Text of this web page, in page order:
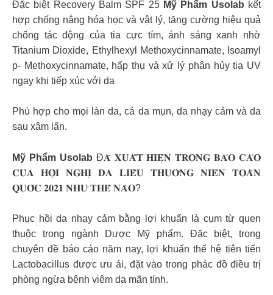
Đặc biệt Recovery Balm SPF 25 Mỹ Phẩm Usolab kết
hợp chống nắng hóa học và vật lý, tăng cường hiệu quả
chống tác động của tia cực tím, ánh sáng xanh nhờ
Titanium Dioxide, Ethylhexyl Methoxycinnamate, Isoamyl
p- Methoxycinnamate, hấp thụ và xử lý phân hủy tia UV
ngay khi tiếp xúc với da
Phù hợp cho mọi làn da, cả da mụn, da nhạy cảm và da
sau xâm lấn.
Mỹ Phẩm Usolab Đ𝐀̃ 𝐗𝐔𝐀̂́𝐓 𝐇𝐈𝐄̣̂𝐍 𝐓𝐑𝐎𝐍𝐆 𝐁𝐀́𝐎 𝐂𝐀́𝐎
𝐂𝐔̉𝐀 𝐇𝐎̣̂𝐈 𝐍𝐆𝐇𝐈̣ 𝐃𝐀 𝐋𝐈𝐄̂̃𝐔 𝐓𝐇𝐔̛𝐎̛̀𝐍𝐆 𝐍𝐈𝐄̂𝐍 𝐓𝐎𝐀̀𝐍
𝐐𝐔𝐎̂́𝐂 𝟐𝟎𝟐𝟏 𝐍𝐇𝐔̛ 𝐓𝐇𝐄̂́ 𝐍𝐀̀𝐎?
Phục hồi da nhạy cảm bằng lợi khuẩn là cụm từ quen
thuộc trong ngành Dược Mỹ phẩm. Đặc biệt, trong
chuyên đề báo cáo năm nay, lợi khuẩn thế hệ tiên tiến
Lactobacillus được ưu ái, đặt vào trong phác đồ điều trị
phòng ngừa bệnh viêm da mãn tính.